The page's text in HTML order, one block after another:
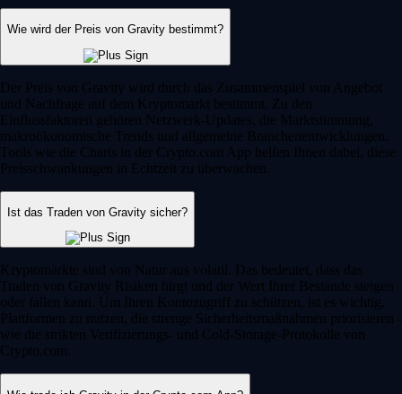
Wie wird der Preis von Gravity bestimmt?
Der Preis von Gravity wird durch das Zusammenspiel von Angebot
und Nachfrage auf dem Kryptomarkt bestimmt. Zu den
Einflussfaktoren gehören Netzwerk-Updates, die Marktstimmung,
makroökonomische Trends und allgemeine Branchenentwicklungen.
Tools wie die Charts in der Crypto.com App helfen Ihnen dabei, diese
Preisschwankungen in Echtzeit zu überwachen.
Ist das Traden von Gravity sicher?
Kryptomärkte sind von Natur aus volatil. Das bedeutet, dass das
Traden von Gravity Risiken birgt und der Wert Ihrer Bestände steigen
oder fallen kann. Um Ihren Kontozugriff zu schützen, ist es wichtig,
Plattformen zu nutzen, die strenge Sicherheitsmaßnahmen priorisieren -
wie die strikten Verifizierungs- und Cold-Storage-Protokolle von
Crypto.com.